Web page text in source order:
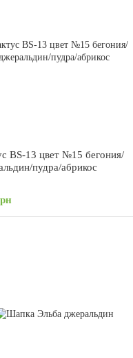
BS-13 цвет №15 бегония/
пудра/абрикос